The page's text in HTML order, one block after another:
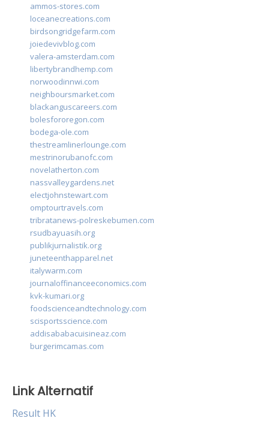
ammos-stores.com
loceanecreations.com
birdsongridgefarm.com
joiedevivblog.com
valera-amsterdam.com
libertybrandhemp.com
norwoodinnwi.com
neighboursmarket.com
blackanguscareers.com
bolesfororegon.com
bodega-ole.com
thestreamlinerlounge.com
mestrinorubanofc.com
novelatherton.com
nassvalleygardens.net
electjohnstewart.com
omptourtravels.com
tribratanews-polreskebumen.com
rsudbayuasih.org
publikjurnalistik.org
juneteenthapparel.net
italywarm.com
journaloffinanceeconomics.com
kvk-kumari.org
foodscienceandtechnology.com
scisportsscience.com
addisababacuisineaz.com
burgerimcamas.com
Link Alternatif
Result HK